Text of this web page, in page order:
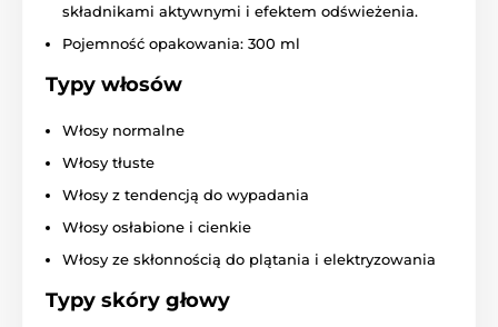
składnikami aktywnymi i efektem odświeżenia.
Pojemność opakowania: 300 ml
Typy włosów
Włosy normalne
Włosy tłuste
Włosy z tendencją do wypadania
Włosy osłabione i cienkie
Włosy ze skłonnością do plątania i elektryzowania
Typy skóry głowy